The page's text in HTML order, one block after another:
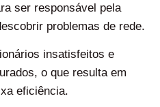
ser responsável pela
problemas de rede.
insatisfeitos e
o que resulta em
eficiência.